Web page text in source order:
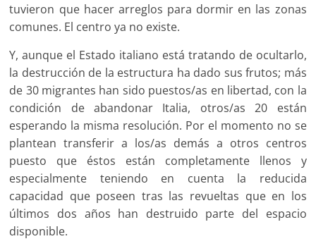
tuvieron que hacer arreglos para dormir en las zonas
comunes. El centro ya no existe.
Y, aunque el Estado italiano está tratando de ocultarlo,
la destrucción de la estructura ha dado sus frutos; más
de 30 migrantes han sido puestos/as en libertad, con la
condición de abandonar Italia, otros/as 20 están
esperando la misma resolución. Por el momento no se
plantean transferir a los/as demás a otros centros
puesto que éstos están completamente llenos y
especialmente teniendo en cuenta la reducida
capacidad que poseen tras las revueltas que en los
últimos dos años han destruido parte del espacio
disponible.